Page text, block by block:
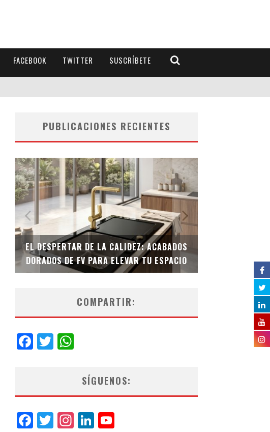
FACEBOOK TWITTER SUSCRÍBETE
PUBLICACIONES RECIENTES
EL DESPERTAR DE LA CALIDEZ: ACABADOS
DORADOS DE FV PARA ELEVAR TU ESPACIO
EL INODORO
COMPARTIR:
Facebook
Twitter
SÍGUENOS:
Facebook
Twitter
Instagram
LinkedIn